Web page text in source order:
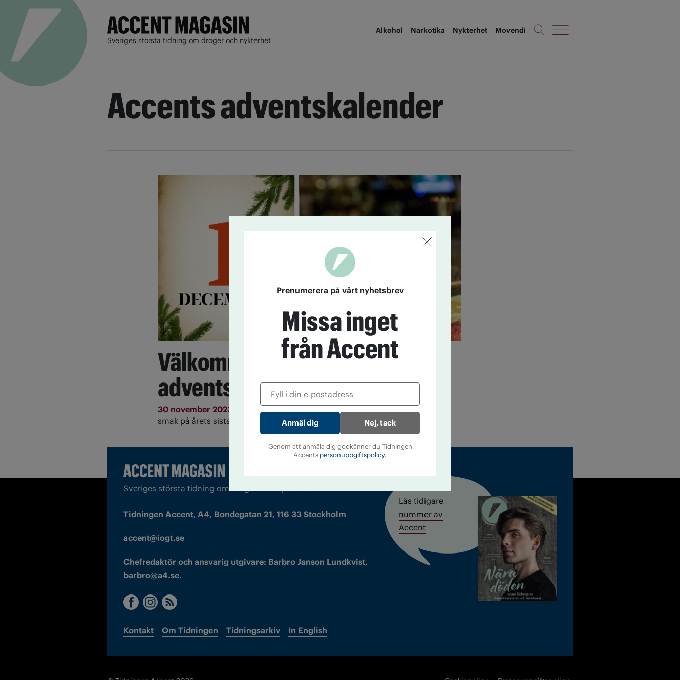
Sveriges största tidning om droger och nykterhet
Alkohol Narkotika Nykterhet Movendi
Accents adventskalender
Välkommen till Accents
adventskalender!
30 november 2023
Vår alkoholfria adventskalender hjälper dig att sätta
smak på årets sista månad.
Sveriges största tidning om droger och nykterhet
Tidningen Accent, A4, Bondegatan 21, 116 33 Stockholm
accent@iogt.se
Chefredaktör och ansvarig utgivare: Barbro Janson Lundkvist,
barbro@a4.se.
Kontakt Om Tidningen Tidningsarkiv In English
Läs tidigare
nummer av
Accent
Prenumerera på vårt nyhetsbrev
Missa inget
från Accent
Nej, tack
Genom att anmäla dig godkänner du Tidningen
Accents personuppgiftspolicy.